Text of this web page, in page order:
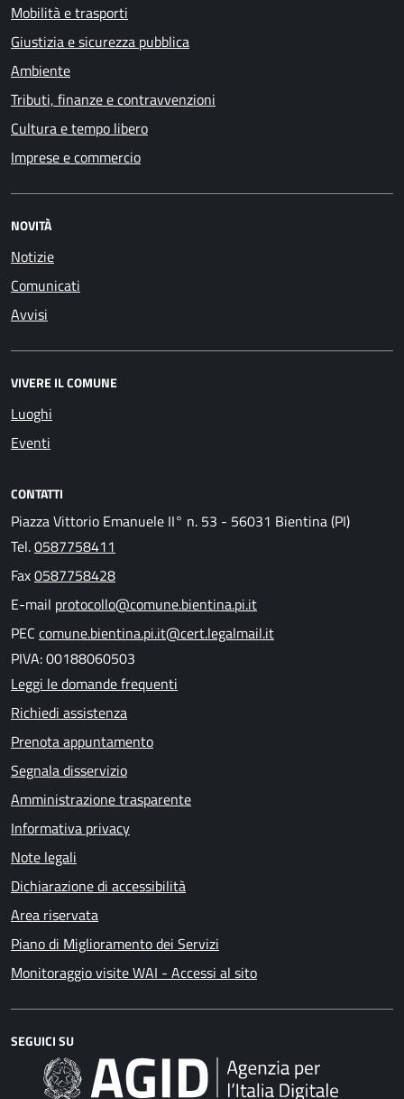
Mobilità e trasporti
Giustizia e sicurezza pubblica
Ambiente
Tributi, finanze e contravvenzioni
Cultura e tempo libero
Imprese e commercio
NOVITÀ
Notizie
Comunicati
Avvisi
VIVERE IL COMUNE
Luoghi
Eventi
CONTATTI
Piazza Vittorio Emanuele II° n. 53 - 56031 Bientina (PI)
Tel.0587758411
Fax0587758428
E-mail protocollo@comune.bientina.pi.it
PEC comune.bientina.pi.it@cert.legalmail.it
PIVA: 00188060503
Leggi le domande frequenti
Richiedi assistenza
Prenota appuntamento
Segnala disservizio
Amministrazione trasparente
Informativa privacy
Note legali
Dichiarazione di accessibilità
Area riservata
Piano di Miglioramento dei Servizi
Monitoraggio visite WAI - Accessi al sito
SEGUICI SU